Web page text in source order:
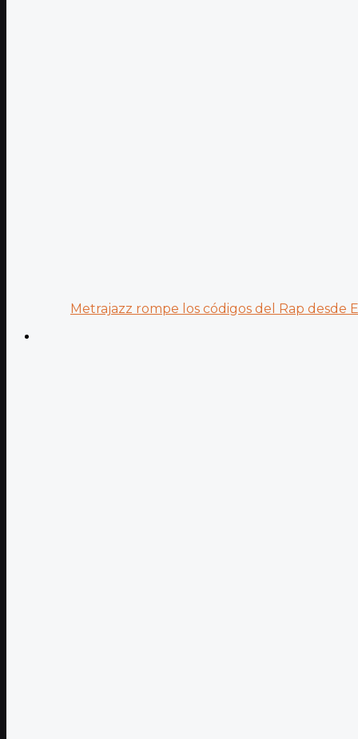
Metrajazz rompe los códigos del Rap desde